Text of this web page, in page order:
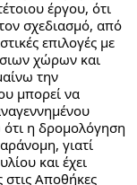
έργου, ότι
σχεδιασμό, από
επιλογές με
χώρων και
την
μπορεί να
η δρομολόγηση
γιατί
και έχει
στις Αποθήκες